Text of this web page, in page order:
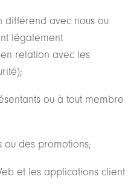
différend avec nous ou
légalement
relation avec les
ou à tout membre
ou des promotions;
et les applications client